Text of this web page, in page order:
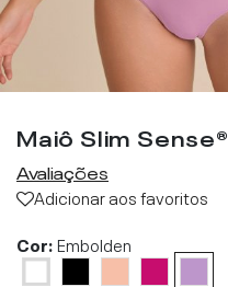
Maiô Slim Sense®
Avaliações
Adicionar aos favoritos
Cor:Embolden